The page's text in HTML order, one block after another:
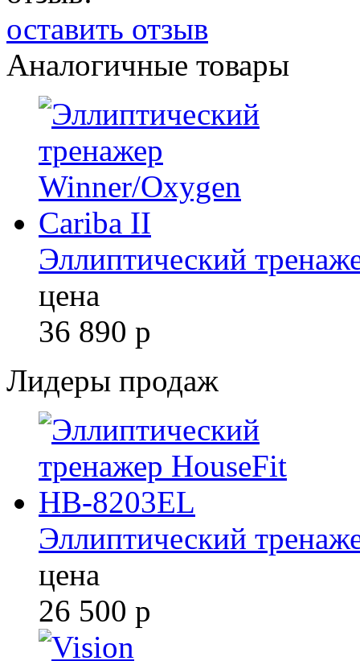
оставить отзыв
Аналогичные товары
Эллиптический
цена
36 890 р
Лидеры продаж
Эллиптический
цена
26 500 р